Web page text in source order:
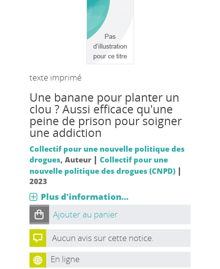
texte imprimé
Une banane pour planter un
clou ? Aussi efficace qu'une
peine de prison pour soigner
une addiction
Collectif pour une nouvelle politique des
drogues, Auteur | Collectif pour une
nouvelle politique des drogues (CNPD)|
2023
Plus d'information...
Ajouter au panier
Aucun avis sur cette notice.
En ligne